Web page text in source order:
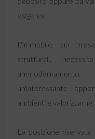
esigenze.
L'immobile, pur
strutturali,
un'interessante
ambienti e valorizzarne
La posizione